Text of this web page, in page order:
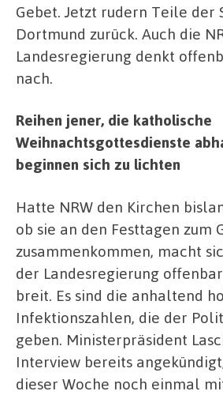
Gebet. Jetzt rudern Teile der
Dortmund zurück. Auch die
Landesregierung denkt
nach.
Reihen jener, die katholische
Weihnachtsgottesdienste
beginnen sich zu lichten
Hatte NRW den Kirchen
ob sie an den Festtagen zum
zusammenkommen, macht
der Landesregierung
breit. Es sind die anhaltend
Infektionszahlen, die der
geben. Ministerpräsident
Interview bereits
dieser Woche noch einmal